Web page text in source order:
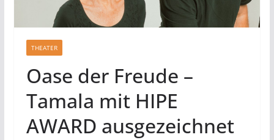
THEATER
Oase der Freude –
Tamala mit HIPE
AWARD ausgezeichnet